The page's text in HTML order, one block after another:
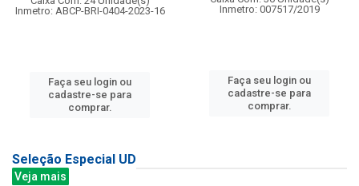
Inmetro: ABCP-BRI-0404-2023-16
Faça seu login ou
cadastre-se para
comprar.
Inmetro: 007517/2019
Faça seu login ou
cadastre-se para
comprar.
Seleção Especial UD
Veja mais